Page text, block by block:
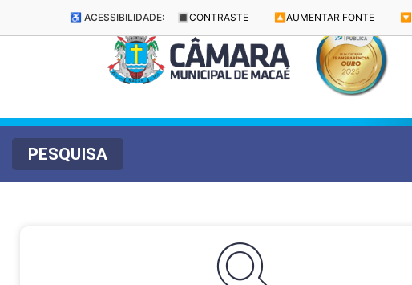
♿ ACESSIBILIDADE: 🔳 CONTRASTE 🔼 AUMENTAR FONTE 🔽
PESQUISA